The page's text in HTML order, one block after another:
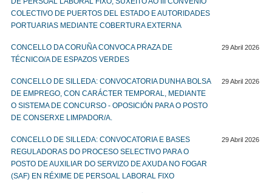
COLECTIVO DE PUERTOS DEL ESTADO E AUTORIDADES
PORTUARIAS MEDIANTE COBERTURA EXTERNA
CONCELLO DA CORUÑA CONVOCA PRAZA DE
TÉCNICO/A DE ESPAZOS VERDES
29 Abril 2026
CONCELLO DE SILLEDA: CONVOCATORIA DUNHA BOLSA
DE EMPREGO, CON CARÁCTER TEMPORAL, MEDIANTE
O SISTEMA DE CONCURSO - OPOSICIÓN PARA O POSTO
DE CONSERXE LIMPADOR/A.
29 Abril 2026
CONCELLO DE SILLEDA: CONVOCATORIA E BASES
REGULADORAS DO PROCESO SELECTIVO PARA O
POSTO DE AUXILIAR DO SERVIZO DE AXUDA NO FOGAR
(SAF) EN RÉXIME DE PERSOAL LABORAL FIXO
29 Abril 2026